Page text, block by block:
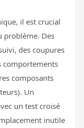
il est crucial
problème. Des
des coupures
comportements
composants
Un
un test croisé
inutile